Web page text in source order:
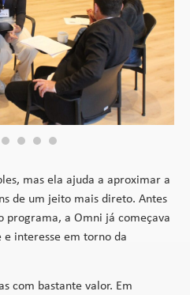
mas ela ajuda a aproximar a
de um jeito mais direto. Antes
programa, a Omni já começava
e interesse em torno da
com bastante valor. Em